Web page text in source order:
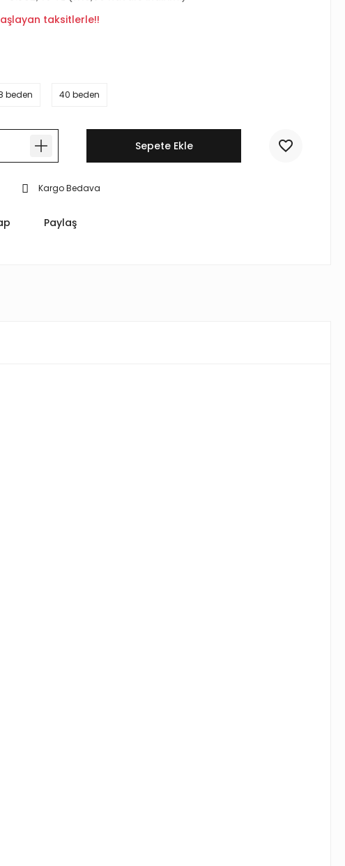
taksitlerle!!
beden 40 beden
Sepete Ekle
Kargo Bedava
Paylaş